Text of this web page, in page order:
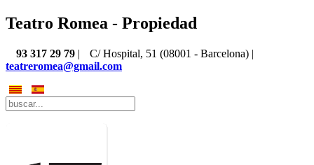
Teatro Romea - Propiedad
93 317 29 79 |
C/ Hospital, 51 (08001 - Barcelona) |
teatreromea@gmail.com